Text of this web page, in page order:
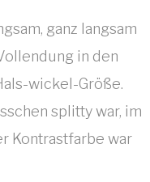
ganz langsam
in den
wickel-Größe.
splitty war, im
Kontrastfarbe war